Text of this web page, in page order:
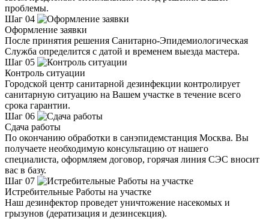
проблемы.
Шаг 04
Оформление заявки
После принятия решения Санитарно-Эпидемиологическая
Служба определится с датой и временем выезда мастера.
Шаг 05
Контроль ситуации
Городской центр санитарной дезинфекции контролирует
санитарную ситуацию на Вашем участке в течение всего
срока гарантии.
Шаг 06
Сдача работы
По окончанию обработки в санэпидемстанция Москва. Вы
получаете необходимую консультацию от нашего
специалиста, оформляем договор, горячая линия СЭС вносит
вас в базу.
Шаг 07
Истребительные Работы на участке
Наш дезинфектор проведет уничтожение насекомых и
грызунов (дератизация и дезинсекция).